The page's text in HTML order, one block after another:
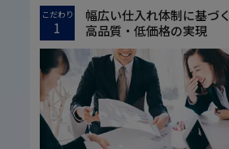
こだわり
1
幅広い仕入れ体制に基づく
高品質・低価格の実現